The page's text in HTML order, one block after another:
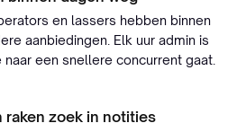
en lassers hebben binnen
aanbiedingen. Elk uur admin is
een snellere concurrent gaat.
zoek in notities